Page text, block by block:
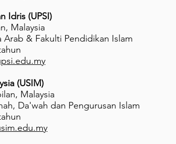
Idris (UPSI)
Malaysia
Arab & Fakulti Pendidikan Islam
(USIM)
Malaysia
Da'wah dan Pengurusan Islam